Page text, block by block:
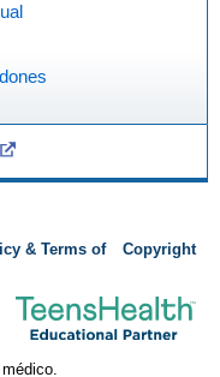
& Terms of
Copyright